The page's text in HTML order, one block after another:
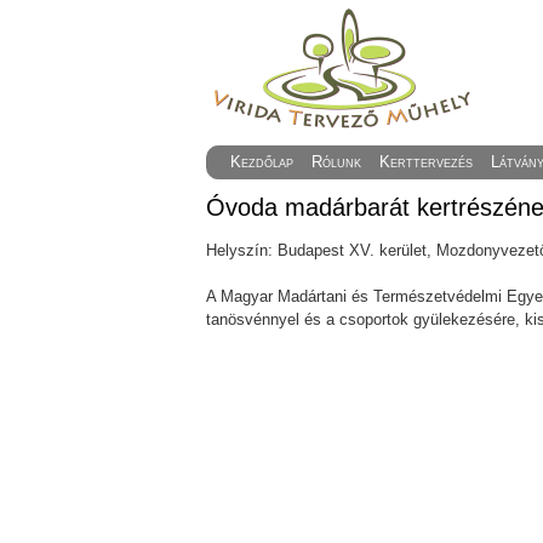
Kezdőlap Rólunk Kerttervezés
Óvoda madárbarát
Helyszín: Budapest XV. kerület,
A Magyar Madártani és Természetvédelmi
tanösvénnyel és a csoportok gyülekezésére,